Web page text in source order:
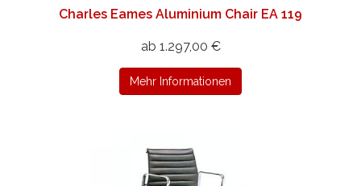
Charles Eames Aluminium Chair EA 119
ab 1.297,00 €
Mehr Informationen